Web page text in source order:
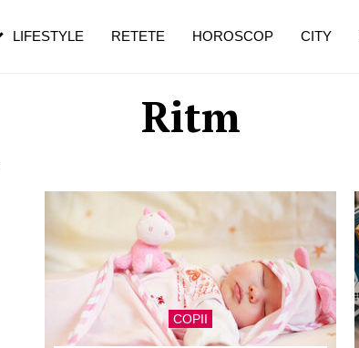
Ritm
COPII
LIFESTYLE RETETE HOROSCOP CITY
pe măsură ce înaintezi în vârstă